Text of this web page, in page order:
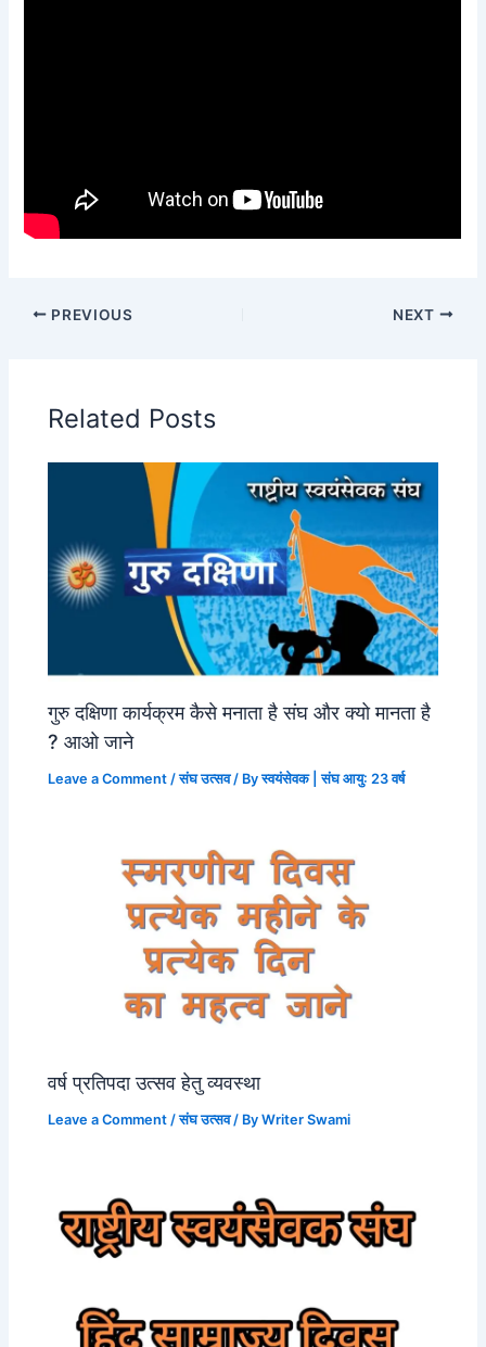
PREVIOUS NEXT
Related Posts
गुरु दक्षिणा कार्यक्रम कैसे मनाता है संघ और क्यो मानता है
? आओ जाने
Leave a Comment /संघ उत्सव/ Byस्वयंसेवक | संघ आयु: 23 वर्ष
वर्ष प्रतिपदा उत्सव हेतु व्यवस्था
Leave a Comment /संघ उत्सव/ ByWriter Swami